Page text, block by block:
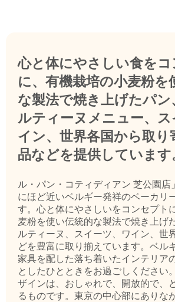
心と体にやさしい食をコ
に、有機栽培の小麦粉を
な製法で焼き上げたパン
ルティーヌメニュー、ス
イン、世界各国から取り
品などを提供しています
ル・パン・コティディアン 芝公園店
にほど近いベルギー発祥のベーカリ
す。心と体にやさしいをコンセプト
麦粉を使い伝統的な製法で焼き上げ
ルティーヌ、スイーツ、ワイン、世
どを豊富に取り揃えています。ベル
家具を配した落ち着いたインテリア
としたひとときをお過ごしください
ザインは、おしゃれで、開放的で、
るものです。東京の中心部にありな